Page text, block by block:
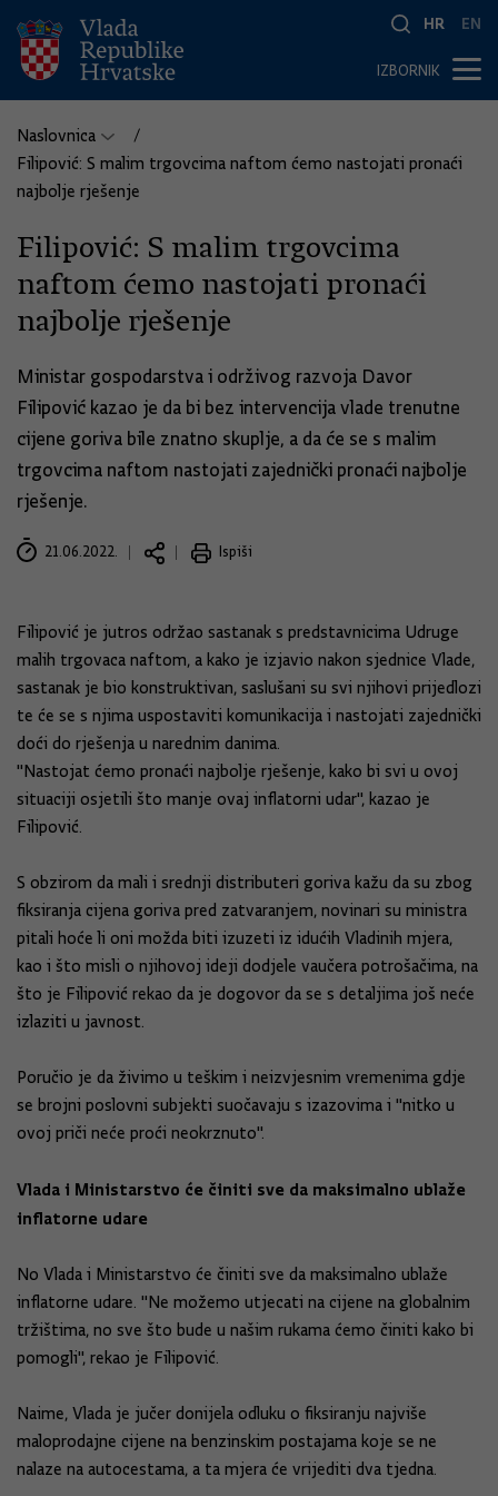
HR EN
IZBORNIK
Naslovnica
Filipović: S malim trgovcima naftom ćemo nastojati pronaći
najbolje rješenje
Filipović: S malim trgovcima
naftom ćemo nastojati pronaći
najbolje rješenje
Ministar gospodarstva i održivog razvoja Davor
Filipović kazao je da bi bez intervencija vlade trenutne
cijene goriva bile znatno skuplje, a da će se s malim
trgovcima naftom nastojati zajednički pronaći najbolje
rješenje.
21.06.2022. Ispiši
Filipović je jutros održao sastanak s predstavnicima Udruge
malih trgovaca naftom, a kako je izjavio nakon sjednice Vlade,
sastanak je bio konstruktivan, saslušani su svi njihovi prijedlozi
te će se s njima uspostaviti komunikacija i nastojati zajednički
doći do rješenja u narednim danima.
"Nastojat ćemo pronaći najbolje rješenje, kako bi svi u ovoj
situaciji osjetili što manje ovaj inflatorni udar", kazao je
Filipović.
S obzirom da mali i srednji distributeri goriva kažu da su zbog
fiksiranja cijena goriva pred zatvaranjem, novinari su ministra
pitali hoće li oni možda biti izuzeti iz idućih Vladinih mjera,
kao i što misli o njihovoj ideji dodjele vaučera potrošačima, na
što je Filipović rekao da je dogovor da se s detaljima još neće
izlaziti u javnost.
Poručio je da živimo u teškim i neizvjesnim vremenima gdje
se brojni poslovni subjekti suočavaju s izazovima i "nitko u
ovoj priči neće proći neokrznuto".
Vlada i Ministarstvo će činiti sve da maksimalno ublaže
inflatorne udare
No Vlada i Ministarstvo će činiti sve da maksimalno ublaže
inflatorne udare. "Ne možemo utjecati na cijene na globalnim
tržištima, no sve što bude u našim rukama ćemo činiti kako bi
pomogli", rekao je Filipović.
Naime, Vlada je jučer donijela odluku o fiksiranju najviše
maloprodajne cijene na benzinskim postajama koje se ne
nalaze na autocestama, a ta mjera će vrijediti dva tjedna.